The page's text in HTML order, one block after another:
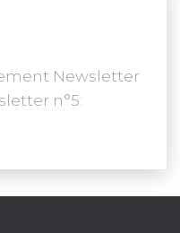
Newsletter
n°5: